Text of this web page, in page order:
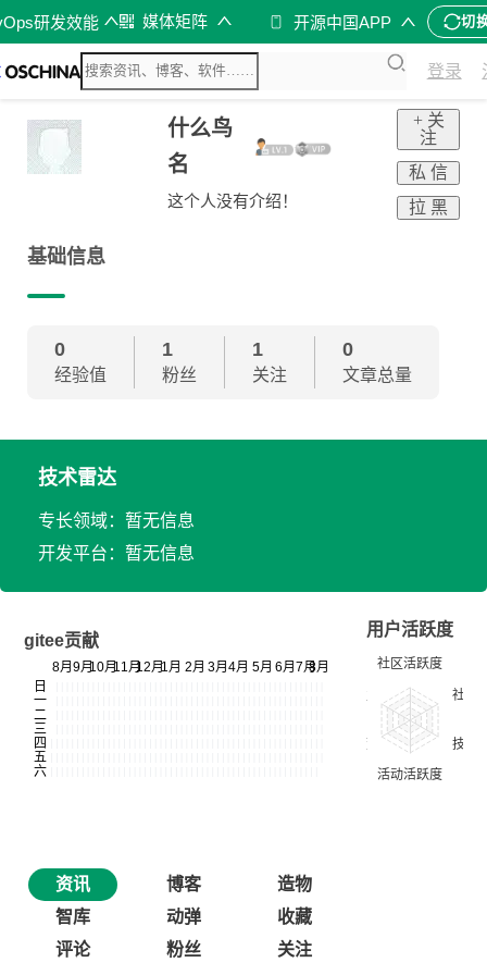
研发效能 媒体矩阵 开源中国APP 切
登录
什么鸟
名
这个人没有介绍！
+ 关
注
私 信
拉 黑
基础信息
0
经验值
1
粉丝
1
关注
0
文章总量
技术雷达
专长领域：暂无信息
开发平台：暂无信息
gitee贡献
用户活跃度
资讯 博客
造物
智库
动弹
收藏
评论
粉丝 关注